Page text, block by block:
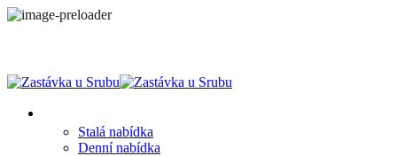
Stalá nabídka
Denní nabídka